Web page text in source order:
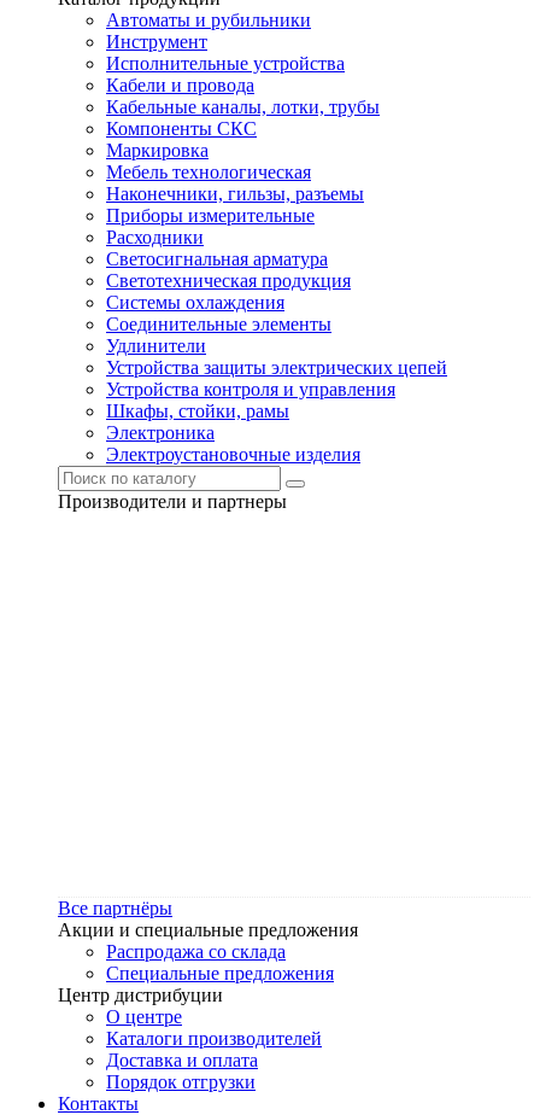
Автоматы и рубильники
Инструмент
Исполнительные устройства
Кабели и провода
Кабельные каналы, лотки, трубы
Компоненты СКС
Маркировка
Мебель технологическая
Наконечники, гильзы, разъемы
Приборы измерительные
Расходники
Светосигнальная арматура
Светотехническая продукция
Системы охлаждения
Соединительные элементы
Удлинители
Устройства защиты электрических цепей
Устройства контроля и управления
Шкафы, стойки, рамы
Электроника
Электроустановочные изделия
Производители и партнеры
Все партнёры
Акции и специальные предложения
Распродажа со склада
Специальные предложения
Центр дистрибуции
О центре
Каталоги производителей
Доставка и оплата
Порядок отгрузки
Контакты